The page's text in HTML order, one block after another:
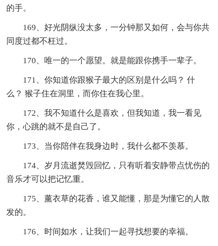
的手。
169、好光阴纵没太多，一分钟那又如何，会与你共
同度过都不枉过。
170、唯一的一个愿望。就是能跟你携手一辈子。
171、你知道你跟猴子最大的区别是什么吗？ 什
么？ 猴子住在洞里，而你住在我心里。
172、我不知道什么是喜欢，但我知道，我一看见
你，心跳的就不是自己了。
173、当你陪伴在我身边时，我什么都不羡慕。
174、岁月流逝焚毁回忆，只有听着安静带点忧伤的
音乐才可以把记忆重。
175、薰衣草的花香，谁又能懂，那是为懂它的人散
发的。
176、时间如水，让我们一起寻找想要的幸福。